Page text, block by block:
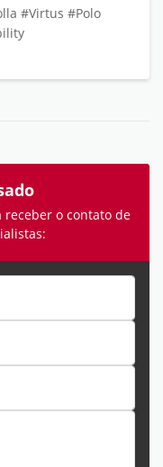
#Virtus #Polo
o contato de